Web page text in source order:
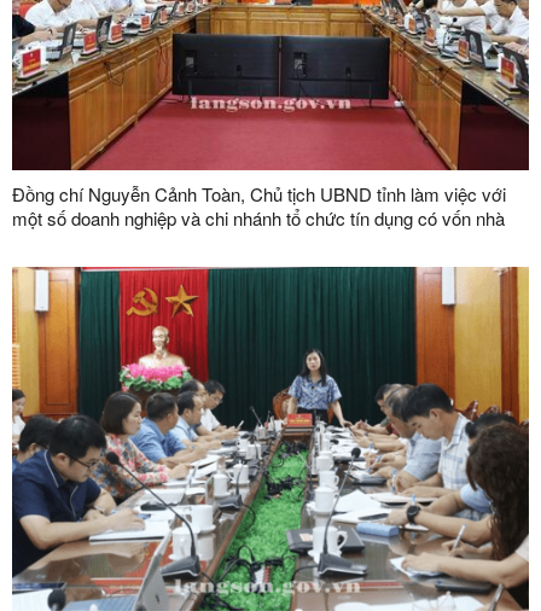
Đồng chí Nguyễn Cảnh Toàn, Chủ tịch UBND tỉnh làm việc với
một số doanh nghiệp và chi nhánh tổ chức tín dụng có vốn nhà